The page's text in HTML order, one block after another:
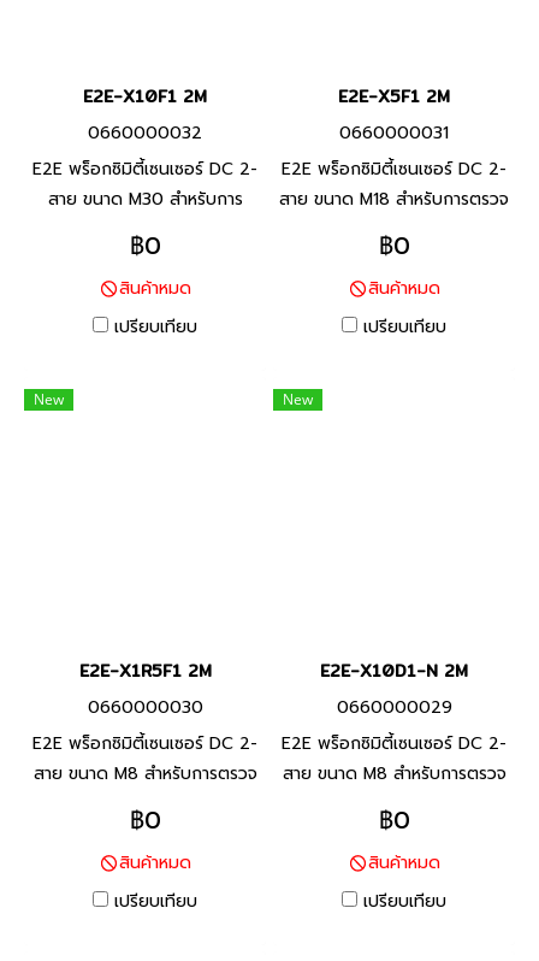
E2E-X10F1 2M
0660000032
E2E พร็อกซิมิตี้เซนเซอร์ DC 2-
สาย ขนาด M30 สำหรับการ
ตรวจจับโลหะประเภทเหล็ก ทน
ต่อสภาพแวดล้อมด้วยสาย
มาตราฐานที่ทำจาก PVC ทน
น้ำมัน และพื้นผิวตรวจจับที่ทำ
฿0
สินค้าหมด
เปรียบเทียบ
E2E-X5F1 2M
0660000031
E2E พร็อกซิมิตี้เซนเซอร์ DC 2-
สาย ขนาด M18 สำหรับการตรวจ
จับโลหะประเภทเหล็ก ทนต่อ
สภาพแวดล้อมด้วยสายมาตรา
ฐานที่ทำจาก PVC ทนน้ำมัน และ
พื้นผิวตรวจจับที่ทำจากวัสดุที่ทน
฿0
สินค้าหมด
เปรียบเทียบ
New
E2E-X1R5F1 2M
0660000030
E2E พร็อกซิมิตี้เซนเซอร์ DC 2-
สาย ขนาด M8 สำหรับการตรวจ
จับโลหะประเภทเหล็ก ทนต่อ
สภาพแวดล้อมด้วยสายมาตรา
ฐานที่ทำจาก PVC ทนน้ำมัน และ
พื้นผิวตรวจจับที่ทำจากวัสดุที่ทน
฿0
สินค้าหมด
เปรียบเทียบ
New
E2E-X10D1-N 2M
0660000029
E2E พร็อกซิมิตี้เซนเซอร์ DC 2-
สาย ขนาด M8 สำหรับการตรวจ
จับโลหะประเภทเหล็ก ทนต่อ
สภาพแวดล้อมด้วยสายมาตรา
ฐานที่ทำจาก PVC ทนน้ำมัน และ
พื้นผิวตรวจจับที่ทำจากวัสดุที่ทน
฿0
สินค้าหมด
เปรียบเทียบ